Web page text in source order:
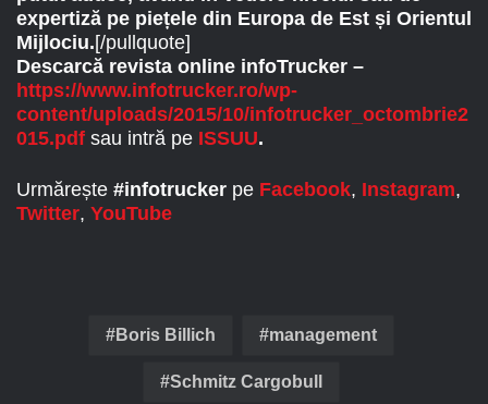
expertiză pe piețele din Europa de Est și Orientul
Mijlociu.[/pullquote]
Descarcă revista online infoTrucker –
https://www.infotrucker.ro/wp-
content/uploads/2015/10/infotrucker_octombrie2
015.pdf sau intră pe ISSUU.
Urmărește #infotrucker pe Facebook, Instagram,
Twitter, YouTube
Boris Billich management
Schmitz Cargobull